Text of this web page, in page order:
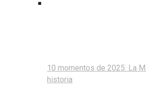
10 momentos de 2025: La
historia